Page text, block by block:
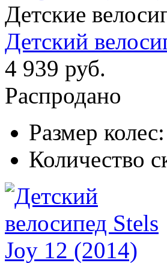
Детские
Детский
4 939 руб.
Распродано
Размер колес:
Количество